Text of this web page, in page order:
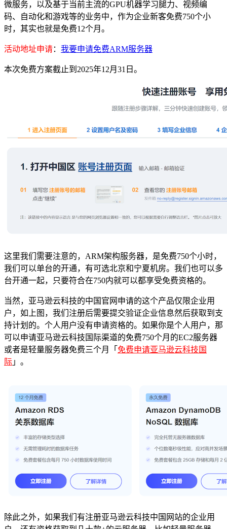
微服务，以及基于当前主流的GPU机器学习腿力、视频编
码、自动化和游戏等的业务中，作为企业新客免费750个小
时，其实也就是免费12个月。
活动地址申请： 我要申请免费ARM服务器
本次免费方案截止到2025年12月31日。
这里我们需要注意的，ARM架构服务器，是免费750个小时，
我们可以单台的开通，有可选北京和宁夏机房。我们也可以多
台开通一起，只要符合在750内就可以都享受免费资格的。
当然，亚马逊云科技的中国官网申请的这个产品仅限企业用
户，如上图，我们注册后需要提交验证企业信息然后获取到支
持计划的。个人用户没有申请资格的。如果你是个人用户，那
可以申请亚马逊云科技国际渠道的免费750个月的EC2服务器
或者是轻量服务器免费三个月「 免费申请亚马逊云科技国
际 」。
除此之外，如果我们有注册亚马逊云科技中国网站的企业用